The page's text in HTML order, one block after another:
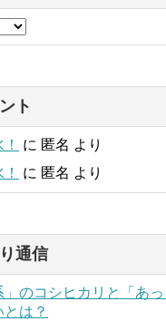
ト
に 匿名 より
に 匿名 より
通信
」のコシヒカリと「あ
は？